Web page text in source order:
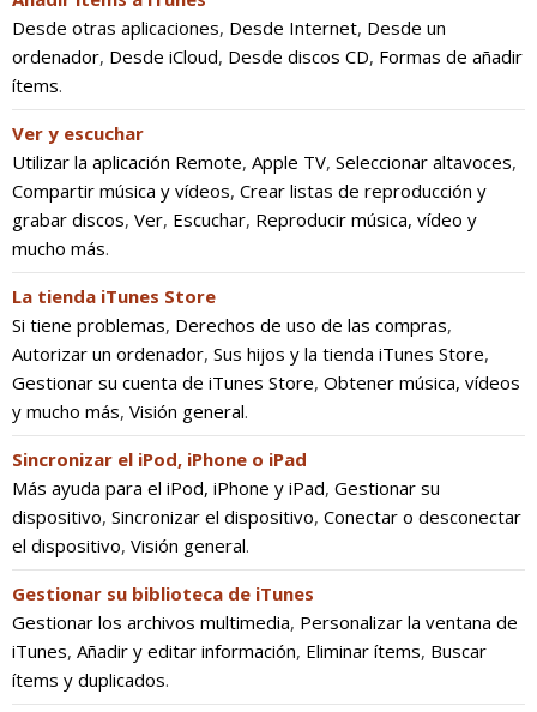
Desde otras aplicaciones, Desde Internet, Desde un
ordenador, Desde iCloud, Desde discos CD, Formas de añadir
ítems.
Ver y escuchar
Utilizar la aplicación Remote, Apple TV, Seleccionar altavoces,
Compartir música y vídeos, Crear listas de reproducción y
grabar discos, Ver, Escuchar, Reproducir música, vídeo y
mucho más.
La tienda iTunes Store
Si tiene problemas, Derechos de uso de las compras,
Autorizar un ordenador, Sus hijos y la tienda iTunes Store,
Gestionar su cuenta de iTunes Store, Obtener música, vídeos
y mucho más, Visión general.
Sincronizar el iPod, iPhone o iPad
Más ayuda para el iPod, iPhone y iPad, Gestionar su
dispositivo, Sincronizar el dispositivo, Conectar o desconectar
el dispositivo, Visión general.
Gestionar su biblioteca de iTunes
Gestionar los archivos multimedia, Personalizar la ventana de
iTunes, Añadir y editar información, Eliminar ítems, Buscar
ítems y duplicados.